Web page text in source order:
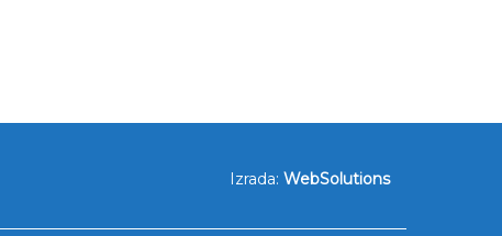
Izrada: WebSolutions